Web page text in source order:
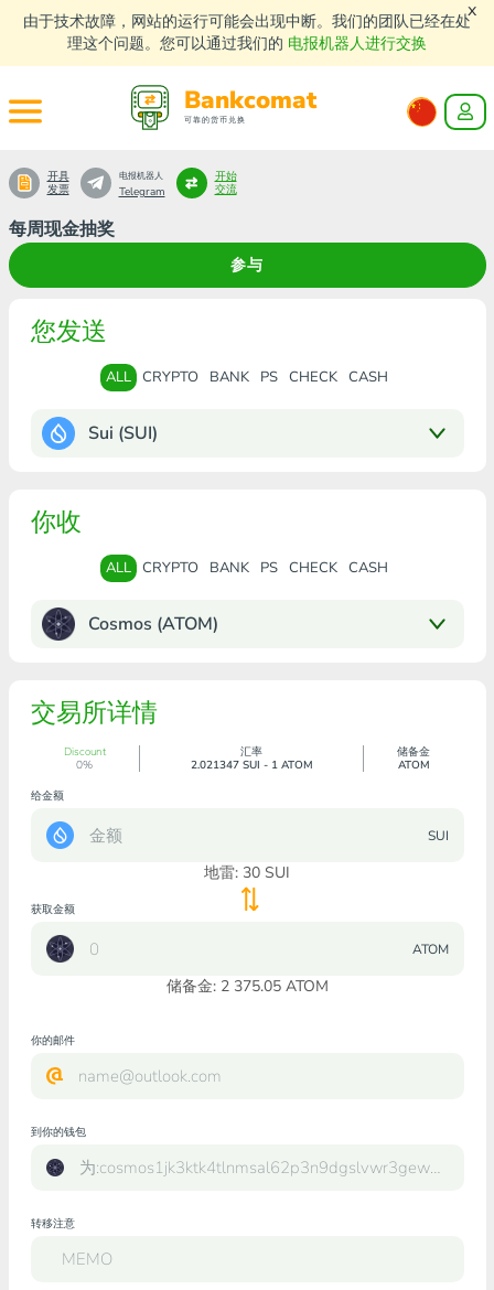
由于技术故障，网站的运行可能会出现中断。我们的团队已经在处
理这个问题。您可以通过我们的 电报机器人进行交换
x
Bankcomat
可靠的货币兑换
每周现金抽奖
参与
开具
发票
电报机器人
Telegram
开始
交流
您发送
ALL CRYPTO BANK PS CHECK CASH
Sui (SUI)
你收
ALL CRYPTO BANK PS CHECK CASH
Cosmos (ATOM)
交易所详情
Discount
0%
汇率
2.021347 SUI - 1 ATOM
储备金
ATOM
给金额
SUI
地雷: 30 SUI
获取金额
ATOM
储备金: 2 375.05 ATOM
你的邮件
到你的钱包
转移注意